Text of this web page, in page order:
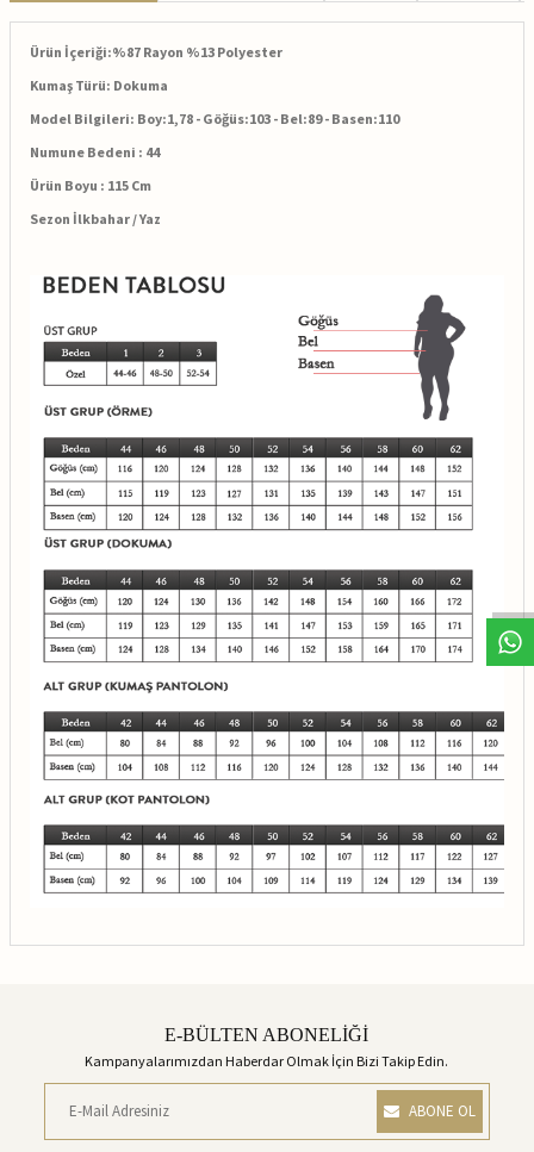
Ürün İçeriği:%87 Rayon %13 Polyester
Kumaş Türü: Dokuma
Model Bilgileri: Boy:1,78 - Göğüs:103 - Bel:89 - Basen:110
Numune Bedeni : 44
Ürün Boyu : 115 Cm
Sezon İlkbahar / Yaz
E-BÜLTEN ABONELİĞİ
Kampanyalarımızdan Haberdar Olmak İçin Bizi Takip Edin.
ABONE OL